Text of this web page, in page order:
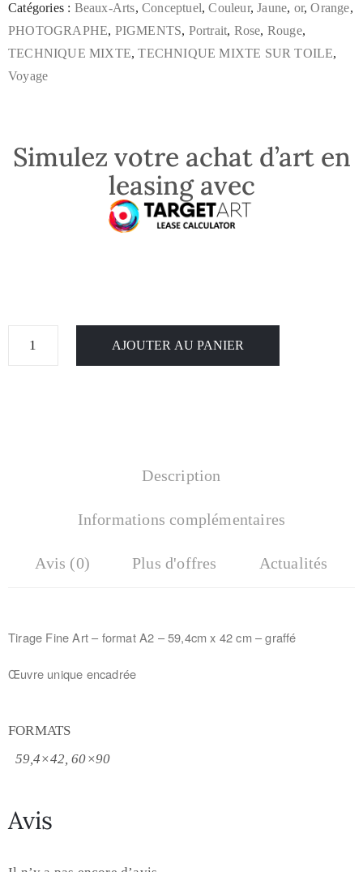
Catégories : Beaux-Arts,Conceptuel,Couleur,Jaune, or,Orange,
PHOTOGRAPHE, PIGMENTS, Portrait, Rose, Rouge,
TECHNIQUE MIXTE,TECHNIQUE MIXTE SUR TOILE,
Voyage
Simulez votre achat d’art en
leasing avec
AJOUTER AU PANIER
Description
Informations complémentaires
Avis (0) Plus d'offres Actualités
Tirage Fine Art – format A2 – 59,4cm x 42 cm – graffé
Œuvre unique encadrée
FORMATS
59,4×42, 60×90
Avis